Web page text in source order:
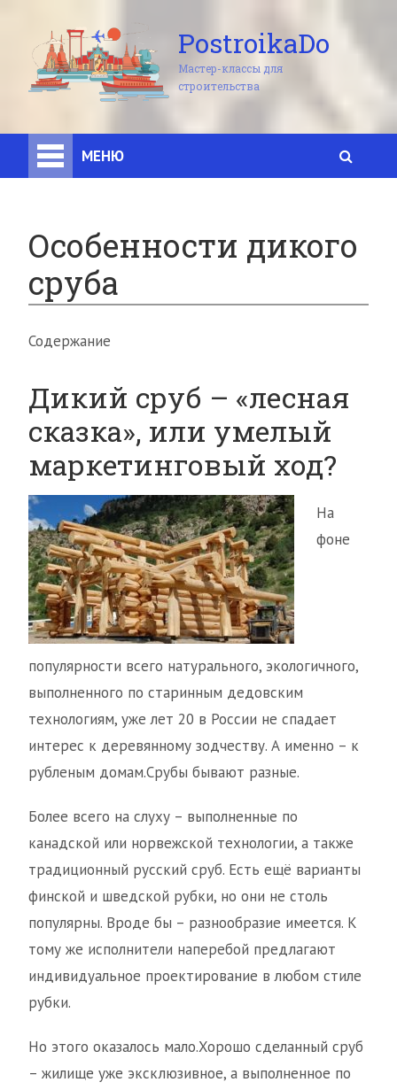
PostroikaDo
Мастер-классы для
строительства
МЕНЮ
Особенности дикого
сруба
Содержание
Дикий сруб – «лесная
сказка», или умелый
маркетинговый ход?
На
фоне
популярности всего натурального, экологичного,
выполненного по старинным дедовским
технологиям, уже лет 20 в России не спадает
интерес к деревянному зодчеству. А именно – к
рубленым домам.Срубы бывают разные.
Более всего на слуху – выполненные по
канадской или норвежской технологии, а также
традиционный русский сруб. Есть ещё варианты
финской и шведской рубки, но они не столь
популярны. Вроде бы – разнообразие имеется. К
тому же исполнители наперебой предлагают
индивидуальное проектирование в любом стиле
рубки.
Но этого оказалось мало.Хорошо сделанный сруб
– жилище уже эксклюзивное, а выполненное по